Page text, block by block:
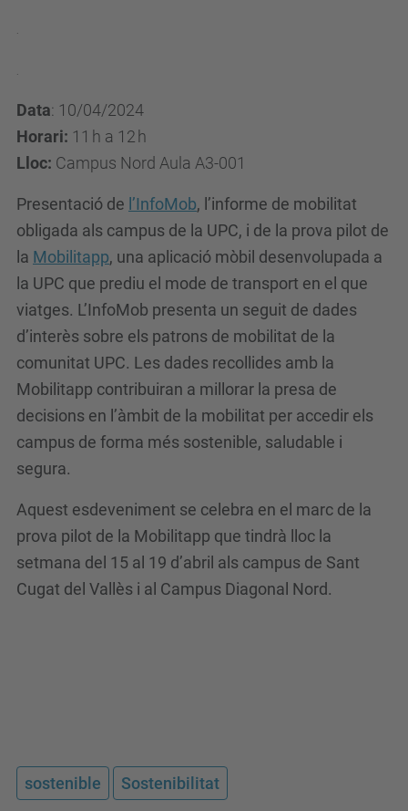
.
u
p
c
.
e
d
u
/
c
a
/
e
s
e
v
e
n
.
.
Data: 10/04/2024
Horari: 11 h a 12 h
Lloc: Campus Nord Aula A3-001
Presentació de l’InfoMob, l’informe de mobilitat
obligada als campus de la UPC, i de la prova pilot de
la Mobilitapp, una aplicació mòbil desenvolupada a
la UPC que prediu el mode de transport en el que
viatges. L’InfoMob presenta un seguit de dades
d’interès sobre els patrons de mobilitat de la
comunitat UPC. Les dades recollides amb la
Mobilitapp contribuiran a millorar la presa de
decisions en l’àmbit de la mobilitat per accedir els
campus de forma més sostenible, saludable i
segura.
Aquest esdeveniment se celebra en el marc de la
prova pilot de la Mobilitapp que tindrà lloc la
setmana del 15 al 19 d’abril als campus de Sant
Cugat del Vallès i al Campus Diagonal Nord.
sostenible Sostenibilitat